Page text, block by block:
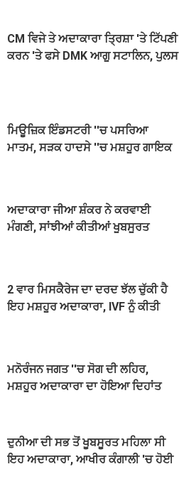
CM ਵਿਜੇ ਤੇ ਅਦਾਕਾਰਾ ਤ੍ਰਿਸ਼ਾ 'ਤੇ ਟਿੱਪਣੀ
ਕਰਨ 'ਤੇ ਫਸੇ DMK ਆਗੂ ਸਟਾਲਿਨ, ਪੁਲਸ
ਮਿਊਜ਼ਿਕ ਇੰਡਸਟਰੀ ''ਚ ਪਸਰਿਆ
ਮਾਤਮ, ਸੜਕ ਹਾਦਸੇ ''ਚ ਮਸ਼ਹੂਰ ਗਾਇਕ
ਅਦਾਕਾਰਾ ਜੀਆ ਸ਼ੰਕਰ ਨੇ ਕਰਵਾਈ
ਮੰਗਣੀ, ਸਾਂਝੀਆਂ ਕੀਤੀਆਂ ਖੂਬਸੂਰਤ
2 ਵਾਰ ਮਿਸਕੈਰੇਜ ਦਾ ਦਰਦ ਝੱਲ ਚੁੱਕੀ ਹੈ
ਇਹ ਮਸ਼ਹੂਰ ਅਦਾਕਾਰਾ, IVF ਨੂੰ ਕੀਤੀ
ਮਨੋਰੰਜਨ ਜਗਤ ''ਚ ਸੋਗ ਦੀ ਲਹਿਰ,
ਮਸ਼ਹੂਰ ਅਦਾਕਾਰਾ ਦਾ ਹੋਇਆ ਦਿਹਾਂਤ
ਦੁਨੀਆ ਦੀ ਸਭ ਤੋਂ ਖੂਬਸੂਰਤ ਮਹਿਲਾ ਸੀ
ਇਹ ਅਦਾਕਾਰਾ, ਆਖੀਰ ਕੰਗਾਲੀ 'ਚ ਹੋਈ